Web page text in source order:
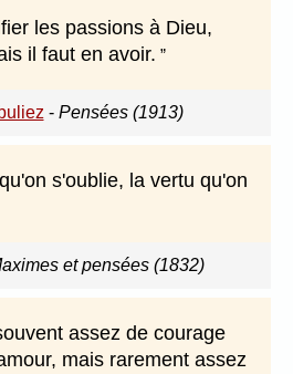
les passions à Dieu,
il faut en avoir.
- Pensées (1913)
s'oublie, la vertu qu'on
et pensées (1832)
assez de courage
mais rarement assez